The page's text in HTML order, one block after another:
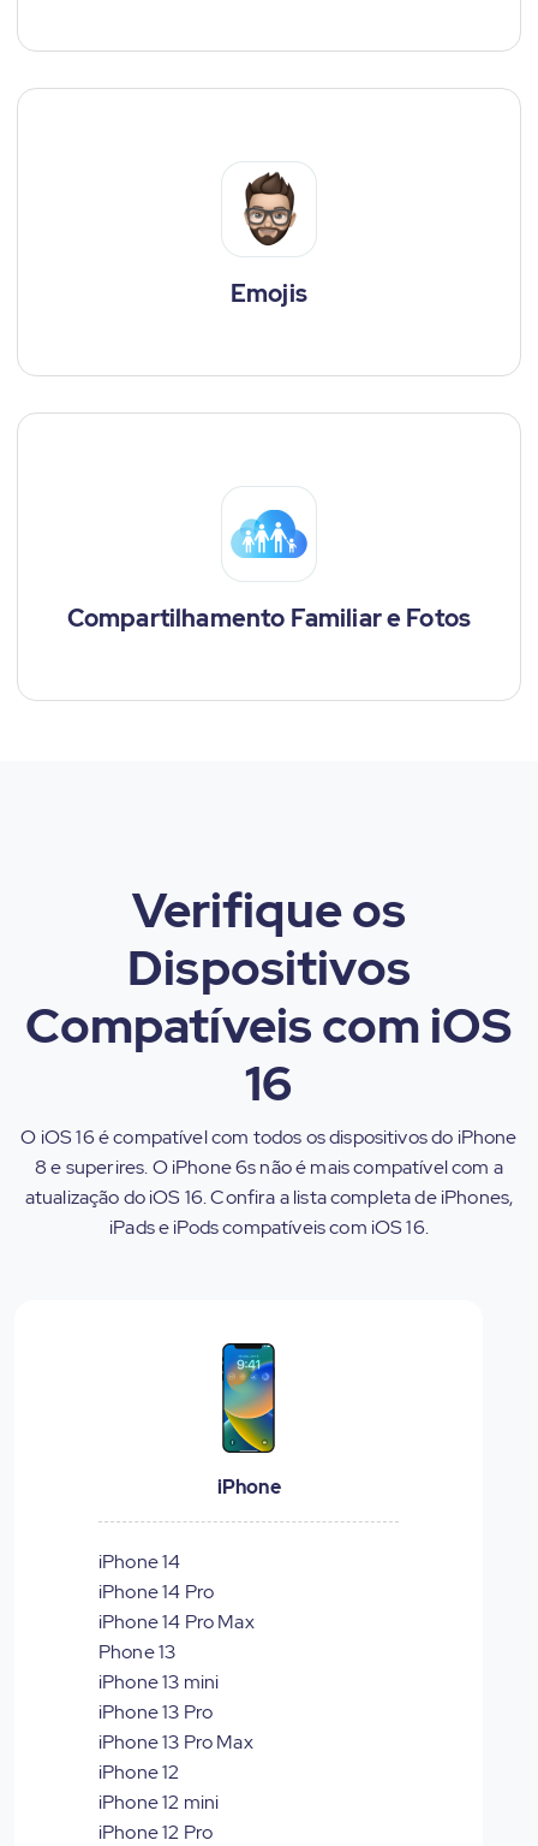
Emojis
Compartilhamento Familiar e Fotos
Verifique os
Dispositivos
Compatíveis com iOS
16
O iOS 16 é compatível com todos os dispositivos do iPhone
8 e superires. O iPhone 6s não é mais compatível com a
atualização do iOS 16. Confira a lista completa de iPhones,
iPads e iPods compatíveis com iOS 16.
iPhone
iPhone 14
iPhone 14 Pro
iPhone 14 Pro Max
Phone 13
iPhone 13 mini
iPhone 13 Pro
iPhone 13 Pro Max
iPhone 12
iPhone 12 mini
iPhone 12 Pro